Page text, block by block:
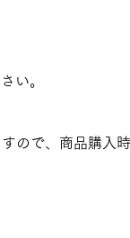
い。
商品購入時